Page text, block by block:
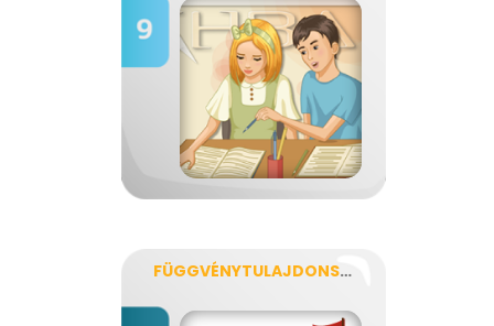
FÜGGVÉNYTULAJDONSÁGOK